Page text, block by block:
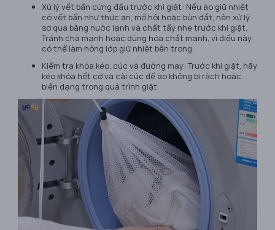
Xử lý vết bẩn cứng đầu trước khi giặt: Nếu áo giữ nhiệt
có vết bẩn như thức ăn, mồ hôi hoặc bùn đất, nên xử lý
sơ qua bằng nước lạnh và chất tẩy nhẹ trước khi giặt.
Tránh chà mạnh hoặc dùng hóa chất mạnh, vì điều này
có thể làm hỏng lớp giữ nhiệt bên trong.
Kiểm tra khóa kéo, cúc và đường may: Trước khi giặt, hãy
kéo khóa hết cỡ và cài cúc để áo không bị rách hoặc
biến dạng trong quá trình giặt.